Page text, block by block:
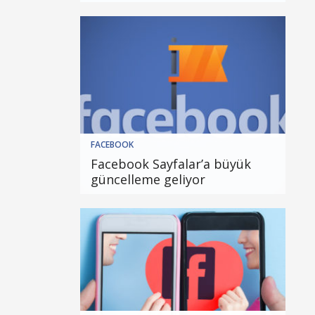
FACEBOOK
Facebook Sayfalar’a büyük
güncelleme geliyor